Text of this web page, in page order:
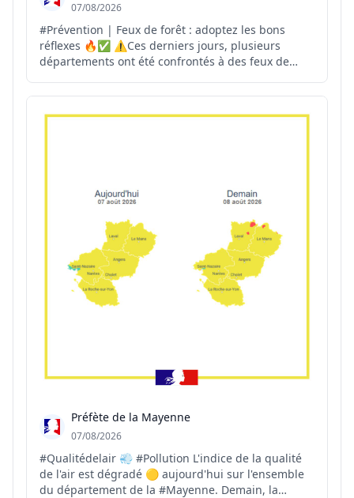
07/08/2026
#Prévention | Feux de forêt : adoptez les bons
réflexes 🔥✅ ⚠️Ces derniers jours, plusieurs
départements ont été confrontés à des feux de
permettre une intervention rapide des secours.
Préfète de la Mayenne
07/08/2026
#Qualitédelair 💨 #Pollution L'indice de la qualité
de l'air est dégradé 🟡 aujourd'hui sur l'ensemble
du département de la #Mayenne. Demain, la